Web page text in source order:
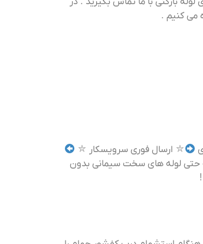
می کنیم .
⛥ ارسال فوری سرویسکار ⛥
حتی لوله های سخت سیمانی بدون